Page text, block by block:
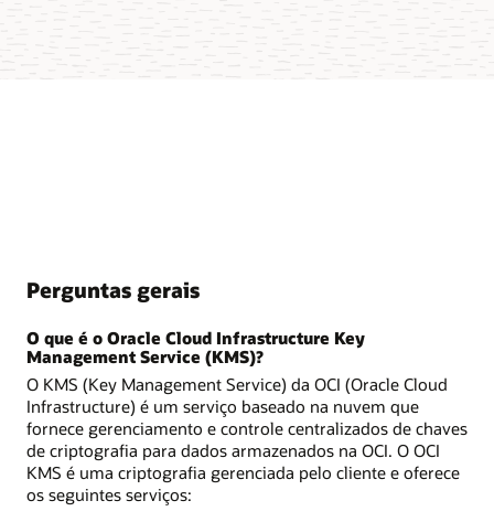
Perguntas gerais
O que é o Oracle Cloud Infrastructure Key
Management Service (KMS)?
O KMS (Key Management Service) da OCI (Oracle Cloud
Infrastructure) é um serviço baseado na nuvem que
fornece gerenciamento e controle centralizados de chaves
de criptografia para dados armazenados na OCI. O OCI
KMS é uma criptografia gerenciada pelo cliente e oferece
os seguintes serviços: